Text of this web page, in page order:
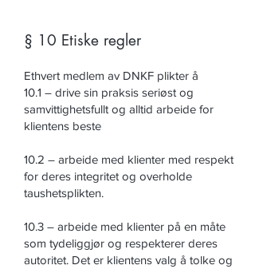
§ 10 Etiske regler
Ethvert medlem av DNKF plikter å
10.1 – drive sin praksis seriøst og
samvittighetsfullt og alltid arbeide for
klientens beste
10.2 – arbeide med klienter med respekt
for deres integritet og overholde
taushetsplikten.
10.3 – arbeide med klienter på en måte
som tydeliggjør og respekterer deres
autoritet. Det er klientens valg å tolke og